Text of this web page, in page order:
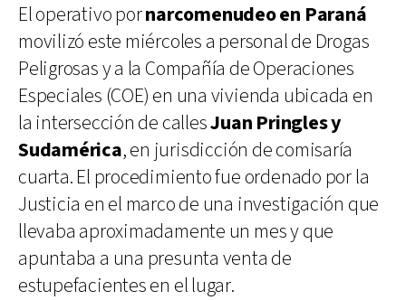
El operativo pornarcomenudeo en Paraná
movilizó este miércoles a personal de Drogas
Peligrosas y a la Compañía de Operaciones
Especiales (COE) en una vivienda ubicada en
la intersección de callesJuan Pringles y
Sudamérica, en jurisdicción de comisaría
cuarta. El procedimiento fue ordenado por la
Justicia en el marco de una investigación que
llevaba aproximadamente un mes y que
apuntaba a una presunta venta de
estupefacientes en el lugar.